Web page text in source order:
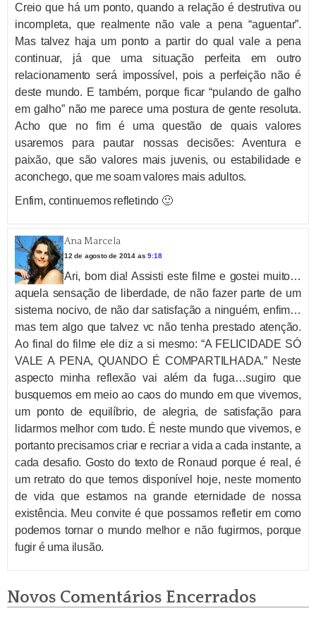
Creio que há um ponto, quando a relação é destrutiva ou
incompleta, que realmente não vale a pena “aguentar”.
Mas talvez haja um ponto a partir do qual vale a pena
continuar, já que uma situação perfeita em outro
relacionamento será impossível, pois a perfeição não é
deste mundo. E também, porque ficar “pulando de galho
em galho” não me parece uma postura de gente resoluta.
Acho que no fim é uma questão de quais valores
usaremos para pautar nossas decisões: Aventura e
paixão, que são valores mais juvenis, ou estabilidade e
aconchego, que me soam valores mais adultos.
Enfim, continuemos refletindo 🙂
Ana Marcela
12 de agosto de 2014 as9:18
Ari, bom dia! Assisti este filme e gostei muito…
aquela sensação de liberdade, de não fazer parte de um
sistema nocivo, de não dar satisfação a ninguém, enfim…
mas tem algo que talvez vc não tenha prestado atenção.
Ao final do filme ele diz a si mesmo: “A FELICIDADE SÓ
VALE A PENA, QUANDO É COMPARTILHADA.” Neste
aspecto minha reflexão vai além da fuga…sugiro que
busquemos em meio ao caos do mundo em que vivemos,
um ponto de equilíbrio, de alegria, de satisfação para
lidarmos melhor com tudo. É neste mundo que vivemos, e
portanto precisamos criar e recriar a vida a cada instante, a
cada desafio. Gosto do texto de Ronaud porque é real, é
um retrato do que temos disponível hoje, neste momento
de vida que estamos na grande eternidade de nossa
existência. Meu convite é que possamos refletir em como
podemos tornar o mundo melhor e não fugirmos, porque
fugir é uma ilusão.
Novos Comentários Encerrados